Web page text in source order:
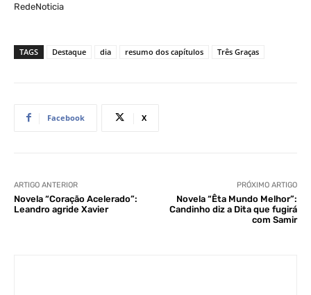
RedeNoticia
TAGS Destaque dia resumo dos capítulos Três Graças
Facebook X
ARTIGO ANTERIOR
Novela “Coração Acelerado”:
Leandro agride Xavier
PRÓXIMO ARTIGO
Novela “Êta Mundo Melhor”:
Candinho diz a Dita que fugirá
com Samir